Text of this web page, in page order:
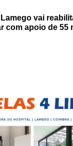
vai
com apoio de 55